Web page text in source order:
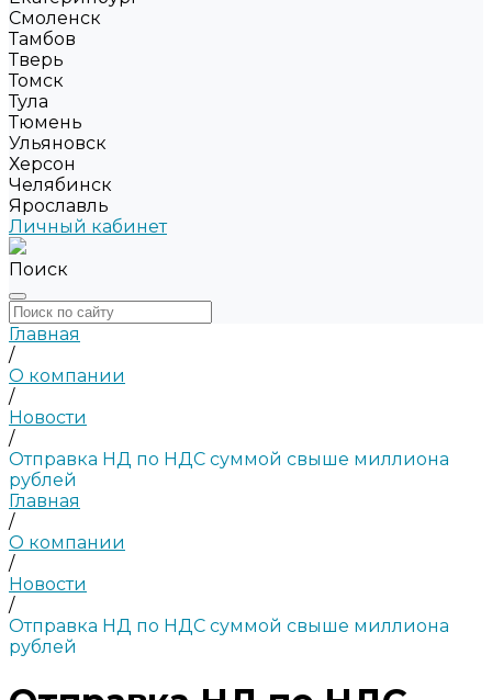
Смоленск
Тамбов
Тверь
Томск
Тула
Тюмень
Ульяновск
Херсон
Челябинск
Ярославль
Личный кабинет
Поиск
Главная
/
О компании
/
Новости
/
Отправка НД по НДС суммой свыше миллиона
рублей
Главная
/
О компании
/
Новости
/
Отправка НД по НДС суммой свыше миллиона
рублей